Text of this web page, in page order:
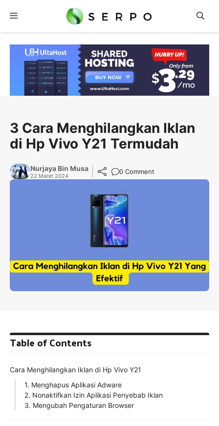
Menu
3 Cara Menghilangkan Iklan
di Hp Vivo Y21 Termudah
Nurjaya Bin Musa
22 Maret 2024
0 Comment
Table of Contents
Cara Menghilangkan Iklan di Hp Vivo Y21
1. Menghapus Aplikasi Adware
2. Nonaktifkan Izin Aplikasi Penyebab Iklan
3. Mengubah Pengaturan Browser